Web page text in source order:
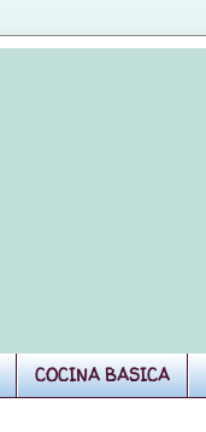
COCINA BASICA